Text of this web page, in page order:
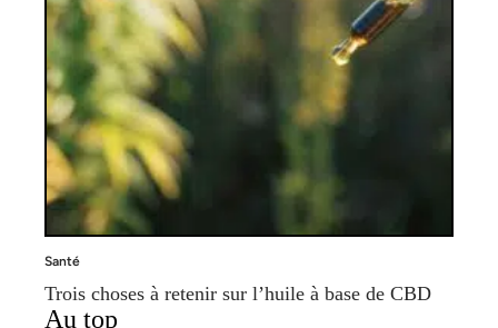
Santé
Trois choses à retenir sur l’huile à base de CBD
Au top